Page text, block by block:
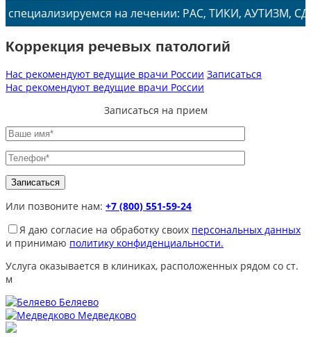
на лечении: РАС, ТИКИ, АУТИЗМ, СДВГ, ЗПРР,
Коррекция речевых патологий
Нас рекомендуют ведущие врачи России Записаться
Нас рекомендуют ведущие врачи России
Записаться на прием
Или позвоните нам: +7 (800) 551-59-24
Я даю согласие на обработку своих персональных данных
и принимаю политику конфиденциальности.
Услуга оказывается в клиниках, расположенных рядом со ст.
м
Беляево
Медведково